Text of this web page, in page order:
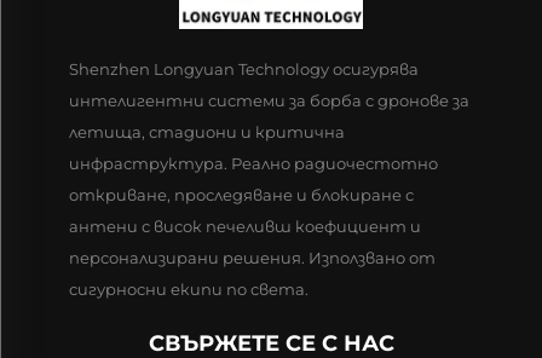
Shenzhen Longyuan Technology осигурява
интелигентни системи за борба с дронове за
летища, стадиони и критична
инфраструктура. Реално радиочестотно
откриване, проследяване и блокиране с
антени с висок печеливш коефициент и
персонализирани решения. Използвано от
сигурносни екипи по света.
СВЪРЖЕТЕ СЕ С НАС